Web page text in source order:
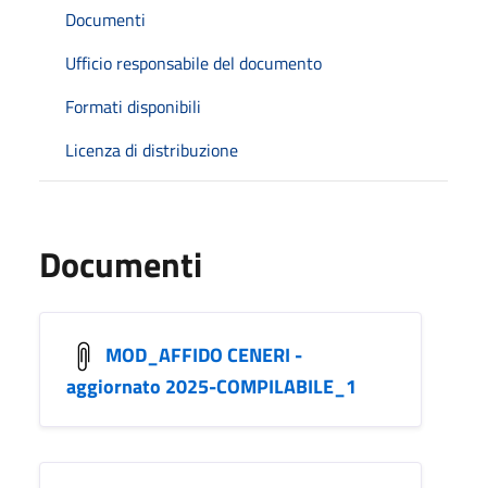
Documenti
Ufficio responsabile del documento
Formati disponibili
Licenza di distribuzione
Documenti
MOD_AFFIDO CENERI -
aggiornato 2025-COMPILABILE_1